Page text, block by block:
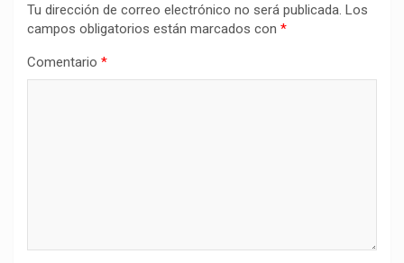
Tu dirección de correo electrónico no será publicada. Los
campos obligatorios están marcados con *
Comentario *